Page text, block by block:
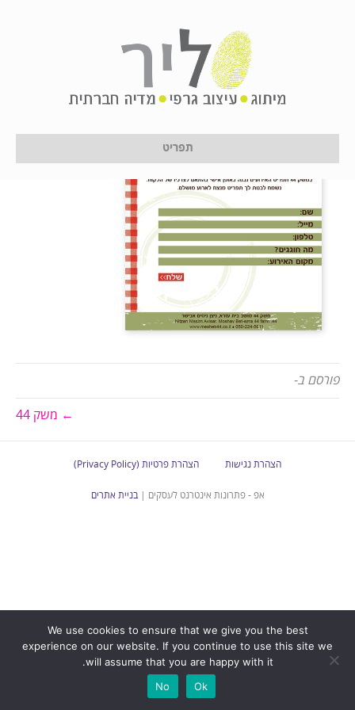
תפריט
tabmeshek
11 בינואר 2017
פורסם ב-
← משק 44
הצהרת נגישות הצהרת פרטיות (Privacy Policy)
אפ - פתרונות אינטרנט לעסקים |בניית אתרים
We use cookies to ensure that we give you the best
experience on our website. If you continue to use this site we
will assume that you are happy with it.
Ok
No